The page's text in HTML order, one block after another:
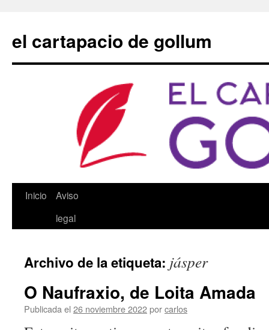
contenido
el cartapacio de gollum
Inicio
Aviso
legal
Archivo de la etiqueta: jásper
O Naufraxio, de Loita Amada
Publicada el 26 noviembre 2022porcarlos